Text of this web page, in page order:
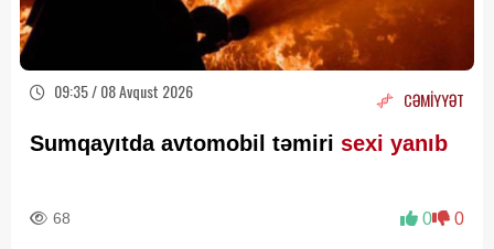
09:35 / 08 Avqust 2026 CƏMİYYƏT
Sumqayıtda avtomobil təmiri sexi yanıb
68 0 0